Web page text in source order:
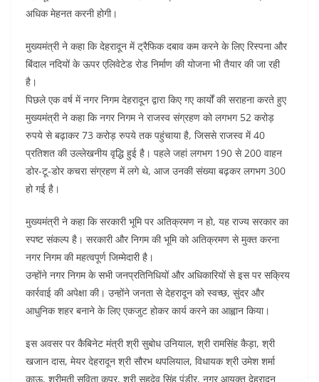
अधिक मेहनत करनी होगी।
मुख्यमंत्री ने कहा कि देहरादून में ट्रैफिक दबाव कम करने के लिए रिस्पना और
बिंदाल नदियों के ऊपर एलिवेटेड रोड निर्माण की योजना भी तैयार की जा रही
है।
पिछले एक वर्ष में नगर निगम देहरादून द्वारा किए गए कार्यों की सराहना करते हुए
मुख्यमंत्री ने कहा कि नगर निगम ने राजस्व संग्रहण को लगभग 52 करोड़
रुपये से बढ़ाकर 73 करोड़ रुपये तक पहुंचाया है, जिससे राजस्व में 40
प्रतिशत की उल्लेखनीय वृद्धि हुई है। पहले जहां लगभग 190 से 200 वाहन
डोर-टू-डोर कचरा संग्रहण में लगे थे, आज उनकी संख्या बढ़कर लगभग 300
हो गई है।
मुख्यमंत्री ने कहा कि सरकारी भूमि पर अतिक्रमण न हो, यह राज्य सरकार का
स्पष्ट संकल्प है। सरकारी और निगम की भूमि को अतिक्रमण से मुक्त करना
नगर निगम की महत्वपूर्ण जिम्मेदारी है।
उन्होंने नगर निगम के सभी जनप्रतिनिधियों और अधिकारियों से इस पर सक्रिय
कार्रवाई की अपेक्षा की। उन्होंने जनता से देहरादून को स्वच्छ, सुंदर और
आधुनिक शहर बनाने के लिए एकजुट होकर कार्य करने का आह्वान किया।
इस अवसर पर कैबिनेट मंत्री श्री सुबोध उनियाल, श्री रामसिंह कैड़ा, श्री
खजान दास, मेयर देहरादून श्री सौरभ थपलियाल, विधायक श्री उमेश शर्मा
काऊ, श्रीमती सविता कपूर, श्री सहदेव सिंह पुंडीर, नगर आयुक्त देहरादून